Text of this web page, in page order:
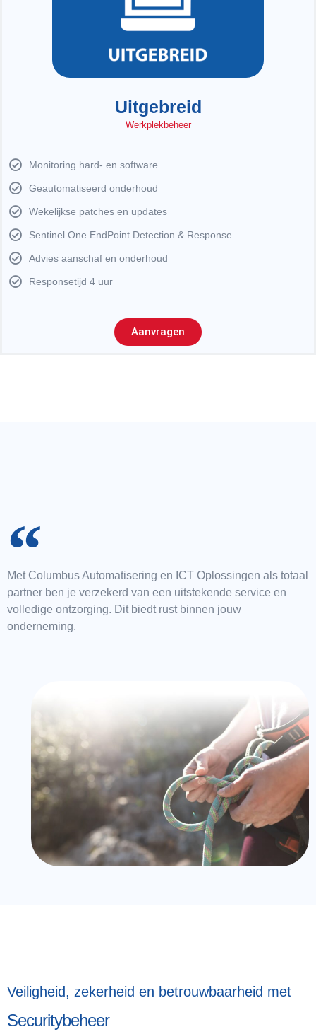
Uitgebreid
Werkplekbeheer
Monitoring hard- en software
Geautomatiseerd onderhoud
Wekelijkse patches en updates
Sentinel One EndPoint Detection & Response
Advies aanschaf en onderhoud
Responsetijd 4 uur
Aanvragen
Met Columbus Automatisering en ICT Oplossingen als totaal
partner ben je verzekerd van een uitstekende service en
volledige ontzorging. Dit biedt rust binnen jouw
onderneming.
Veiligheid, zekerheid en betrouwbaarheid met
Securitybeheer